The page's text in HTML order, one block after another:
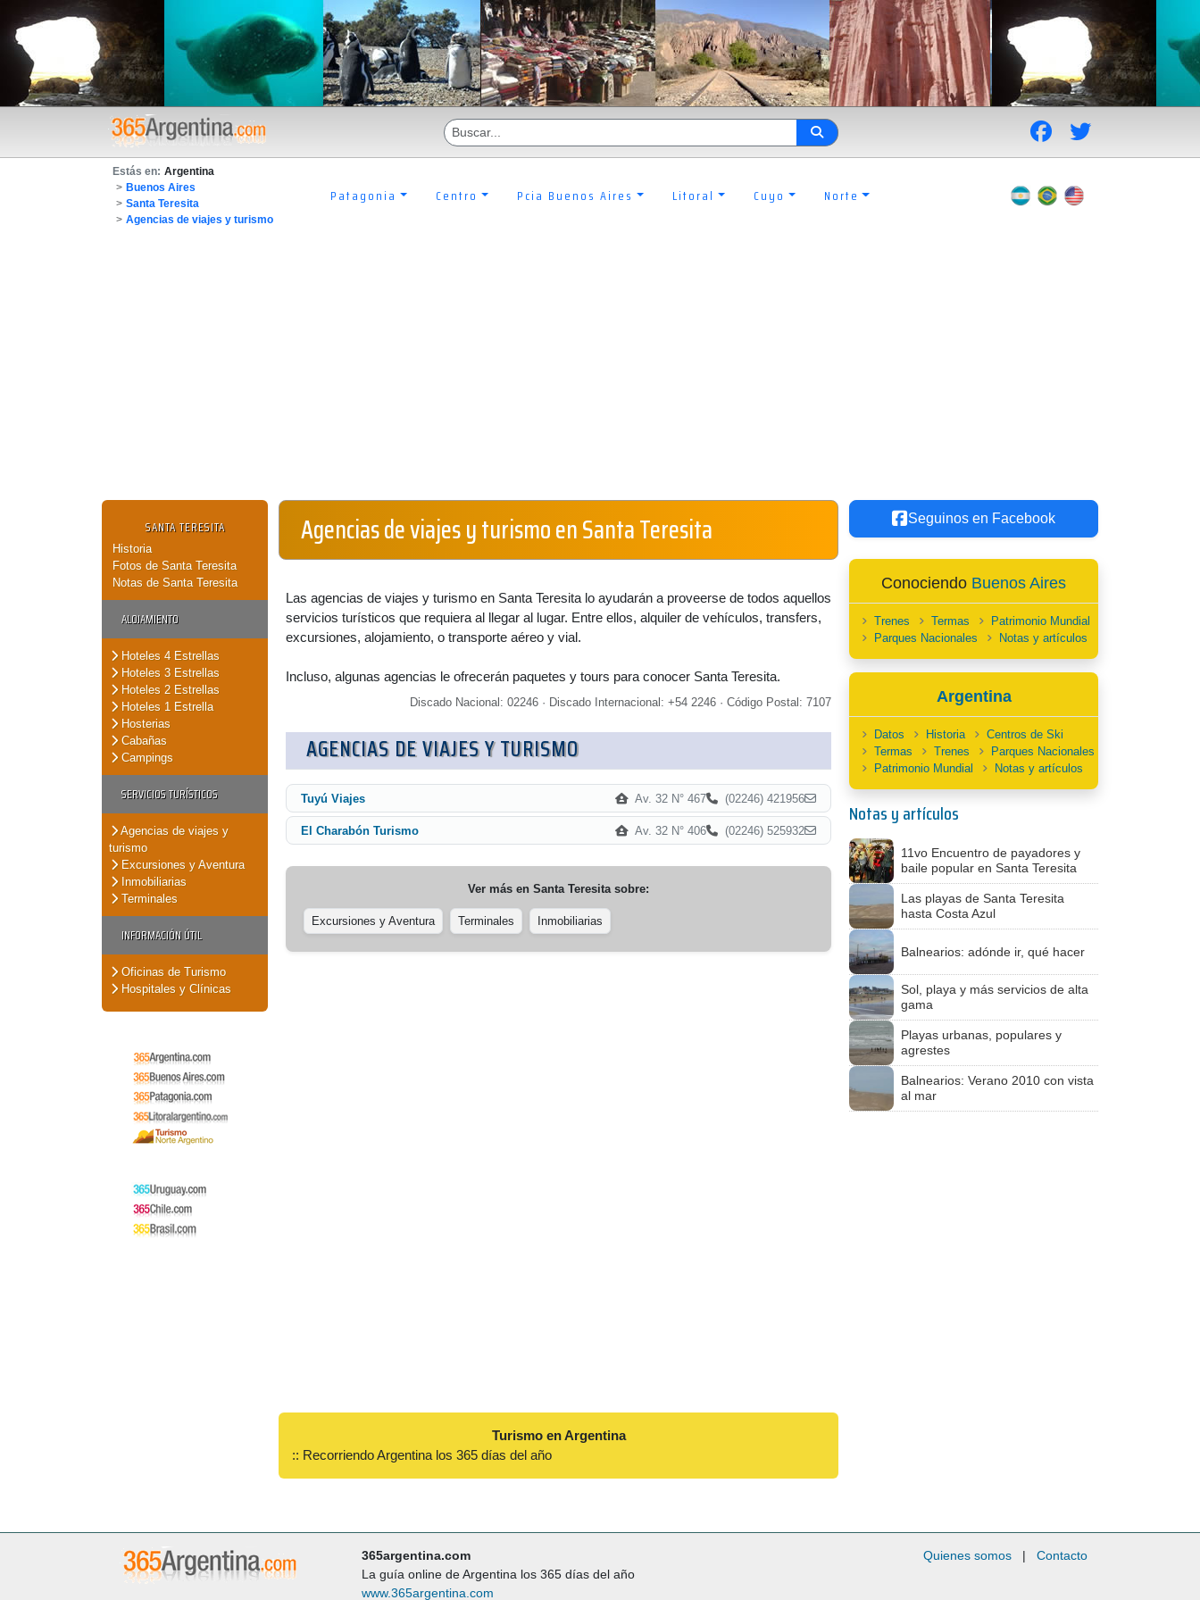
Estás en: Argentina
> Buenos Aires
> Santa Teresita
> Agencias de viajes y turismo
Patagonia Centro Pcia Buenos Aires Litoral Cuyo Norte
SANTA TERESITA
Historia
Fotos de Santa Teresita
Notas de Santa Teresita
ALOJAMIENTO
Hoteles 4 Estrellas
Hoteles 3 Estrellas
Hoteles 2 Estrellas
Hoteles 1 Estrella
Hosterias
Cabañas
Campings
SERVICIOS TURÍSTICOS
Agencias de viajes y
turismo
Excursiones y Aventura
Inmobiliarias
Terminales
INFORMACIÓN ÚTIL
Oficinas de Turismo
Hospitales y Clínicas
Agencias de viajes y turismo en Santa Teresita
Las agencias de viajes y turismo en Santa Teresita lo ayudarán a proveerse de todos aquellos
servicios turísticos que requiera al llegar al lugar. Entre ellos, alquiler de vehículos, transfers,
excursiones, alojamiento, o transporte aéreo y vial.
Incluso, algunas agencias le ofrecerán paquetes y tours para conocer Santa Teresita.
Discado Nacional: 02246 · Discado Internacional: +54 2246 · Código Postal: 7107
AGENCIAS DE VIAJES Y TURISMO
Tuyú Viajes Av. 32 N° 467 (02246) 421956
El Charabón Turismo Av. 32 N° 406 (02246) 525932
Ver más en Santa Teresitasobre:
Excursiones y Aventura Terminales Inmobiliarias
Turismo en Argentina
:: Recorriendo Argentina los 365 días del año
Seguinos en Facebook
Conociendo Buenos Aires
Trenes Termas
Patrimonio Mundial
Parques Nacionales
Notas y artículos
Argentina
Datos Historia
Centros de Ski
Termas
Trenes
Parques Nacionales
Patrimonio Mundial
Notas y artículos
Notas y artículos
11vo Encuentro de payadores y
baile popular en Santa Teresita
Las playas de Santa Teresita
hasta Costa Azul
Balnearios: adónde ir, qué hacer
Sol, playa y más servicios de alta
gama
Playas urbanas, populares y
agrestes
Balnearios: Verano 2010 con vista
al mar
365argentina.com
La guía online de Argentina los 365 días del año
www.365argentina.com
Quienes somos | Contacto